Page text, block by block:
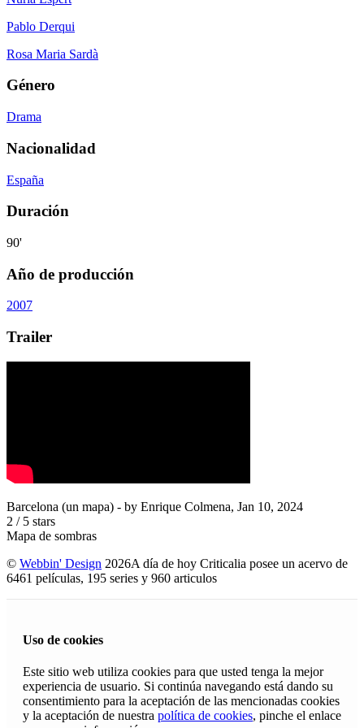
Pablo Derqui
Rosa Maria Sardà
Género
Drama
Nacionalidad
España
Duración
90'
Año de producción
2007
Trailer
Barcelona (un mapa) - by Enrique Colmena, Jan 10, 2024
2 / 5 stars
Mapa de sombras
© Webbin' Design 2026A día de hoy Criticalia posee un acervo de
6461 películas, 195 series y 960 articulos
Uso de cookies
Este sitio web utiliza cookies para que usted tenga la mejor
experiencia de usuario. Si continúa navegando está dando su
consentimiento para la aceptación de las mencionadas cookies
y la aceptación de nuestra política de cookies, pinche el enlace